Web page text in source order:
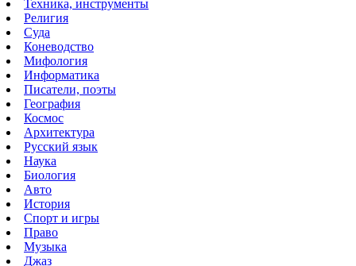
Техника, инструменты
Религия
Суда
Коневодство
Мифология
Информатика
Писатели, поэты
География
Космос
Архитектура
Русский язык
Наука
Биология
Авто
История
Спорт и игры
Право
Музыка
Джаз